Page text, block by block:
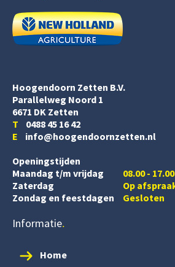
Hoogendoorn Zetten B.V.
Parallelweg Noord 1
6671 DK Zetten
T 0488 45 16 42
E info@hoogendoornzetten.nl
Openingstijden
Maandag t/m vrijdag
08.00 - 17.00
Zaterdag
Op
Zondag en feestdagen
Gesloten
Informatie
Home